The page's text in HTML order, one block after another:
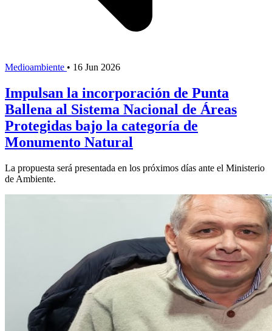
Medioambiente • 16 Jun 2026
Impulsan la incorporación de Punta
Ballena al Sistema Nacional de Áreas
Protegidas bajo la categoría de
Monumento Natural
La propuesta será presentada en los próximos días ante el Ministerio
de Ambiente.